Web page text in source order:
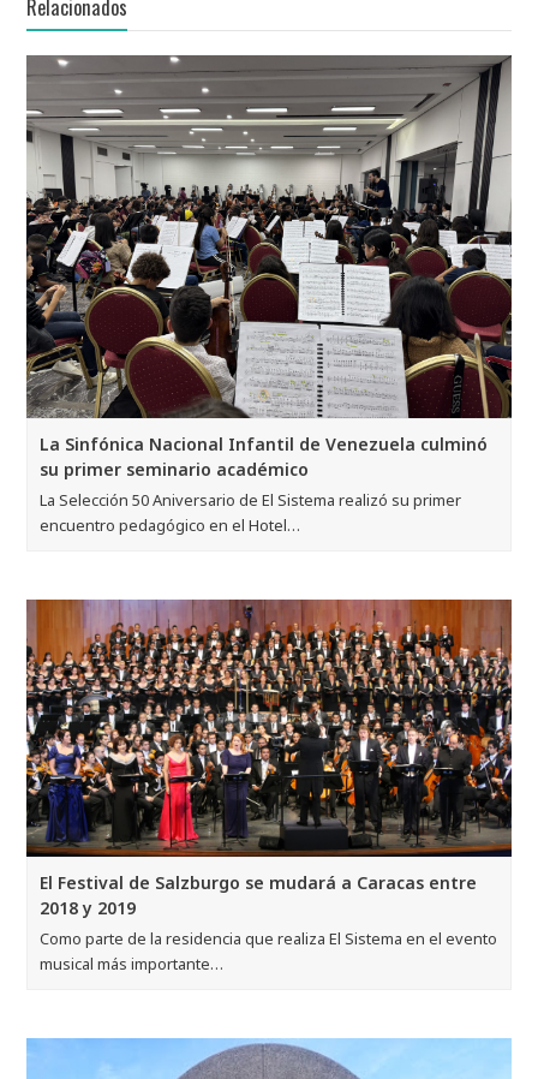
Relacionados
La Sinfónica Nacional Infantil de Venezuela culminó
su primer seminario académico
La Selección 50 Aniversario de El Sistema realizó su primer
encuentro pedagógico en el Hotel…
El Festival de Salzburgo se mudará a Caracas entre
2018 y 2019
Como parte de la residencia que realiza El Sistema en el evento
musical más importante…